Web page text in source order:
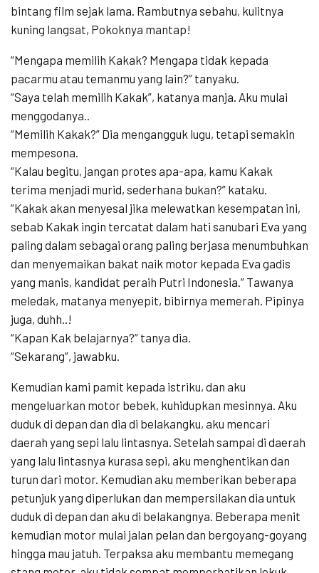
bintang film sejak lama. Rambutnya sebahu, kulitnya
kuning langsat, Pokoknya mantap!
“Mengapa memilih Kakak? Mengapa tidak kepada
pacarmu atau temanmu yang lain?” tanyaku.
“Saya telah memilih Kakak”, katanya manja. Aku mulai
menggodanya..
“Memilih Kakak?” Dia mengangguk lugu, tetapi semakin
mempesona.
“Kalau begitu, jangan protes apa-apa, kamu Kakak
terima menjadi murid, sederhana bukan?” kataku.
“Kakak akan menyesal jika melewatkan kesempatan ini,
sebab Kakak ingin tercatat dalam hati sanubari Eva yang
paling dalam sebagai orang paling berjasa menumbuhkan
dan menyemaikan bakat naik motor kepada Eva gadis
yang manis, kandidat peraih Putri Indonesia.” Tawanya
meledak, matanya menyepit, bibirnya memerah. Pipinya
juga, duhh..!
“Kapan Kak belajarnya?” tanya dia.
“Sekarang”, jawabku.
Kemudian kami pamit kepada istriku, dan aku
mengeluarkan motor bebek, kuhidupkan mesinnya. Aku
duduk di depan dan dia di belakangku, aku mencari
daerah yang sepi lalu lintasnya. Setelah sampai di daerah
yang lalu lintasnya kurasa sepi, aku menghentikan dan
turun dari motor. Kemudian aku memberikan beberapa
petunjuk yang diperlukan dan mempersilakan dia untuk
duduk di depan dan aku di belakangnya. Beberapa menit
kemudian motor mulai jalan pelan dan bergoyang-goyang
hingga mau jatuh. Terpaksa aku membantu memegang